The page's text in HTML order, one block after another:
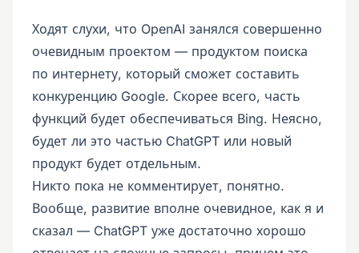
Ходят слухи, что OpenAI занялся совершенно
очевидным проектом — продуктом поиска
по интернету, который сможет составить
конкуренцию Google. Скорее всего, часть
функций будет обеспечиваться Bing. Неясно,
будет ли это частью ChatGPT или новый
продукт будет отдельным.
Никто пока не комментирует, понятно.
Вообще, развитие вполне очевидное, как я и
сказал — ChatGPT уже достаточно хорошо